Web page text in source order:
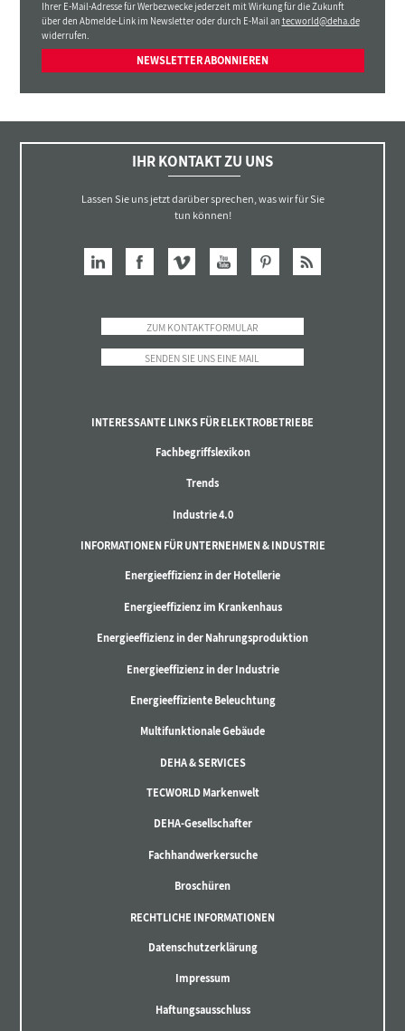
Ihrer E-Mail-Adresse für Werbezwecke jederzeit mit Wirkung für die Zukunft
über den Abmelde-Link im Newsletter oder durch E-Mail an tecworld@deha.de
widerrufen.
NEWSLETTER ABONNIEREN
IHR KONTAKT ZU UNS
Lassen Sie uns jetzt darüber sprechen, was wir für Sie
tun können!
ZUM KONTAKTFORMULAR
SENDEN SIE UNS EINE MAIL
INTERESSANTE LINKS FÜR ELEKTROBETRIEBE
Fachbegriffslexikon
Trends
Industrie 4.0
INFORMATIONEN FÜR UNTERNEHMEN & INDUSTRIE
Energieeffizienz in der Hotellerie
Energieeffizienz im Krankenhaus
Energieeffizienz in der Nahrungsproduktion
Energieeffizienz in der Industrie
Energieeffiziente Beleuchtung
Multifunktionale Gebäude
DEHA & SERVICES
TECWORLD Markenwelt
DEHA-Gesellschafter
Fachhandwerkersuche
Broschüren
RECHTLICHE INFORMATIONEN
Datenschutzerklärung
Impressum
Haftungsausschluss